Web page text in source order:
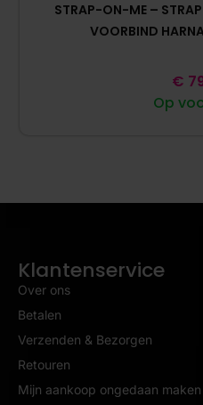
STRAP-ON-ME –
VOORBIND
Op
€
Klantenservice
Over ons
Betalen
Verzenden & Bezorgen
Retouren
Mijn aankoop ongedaan maken